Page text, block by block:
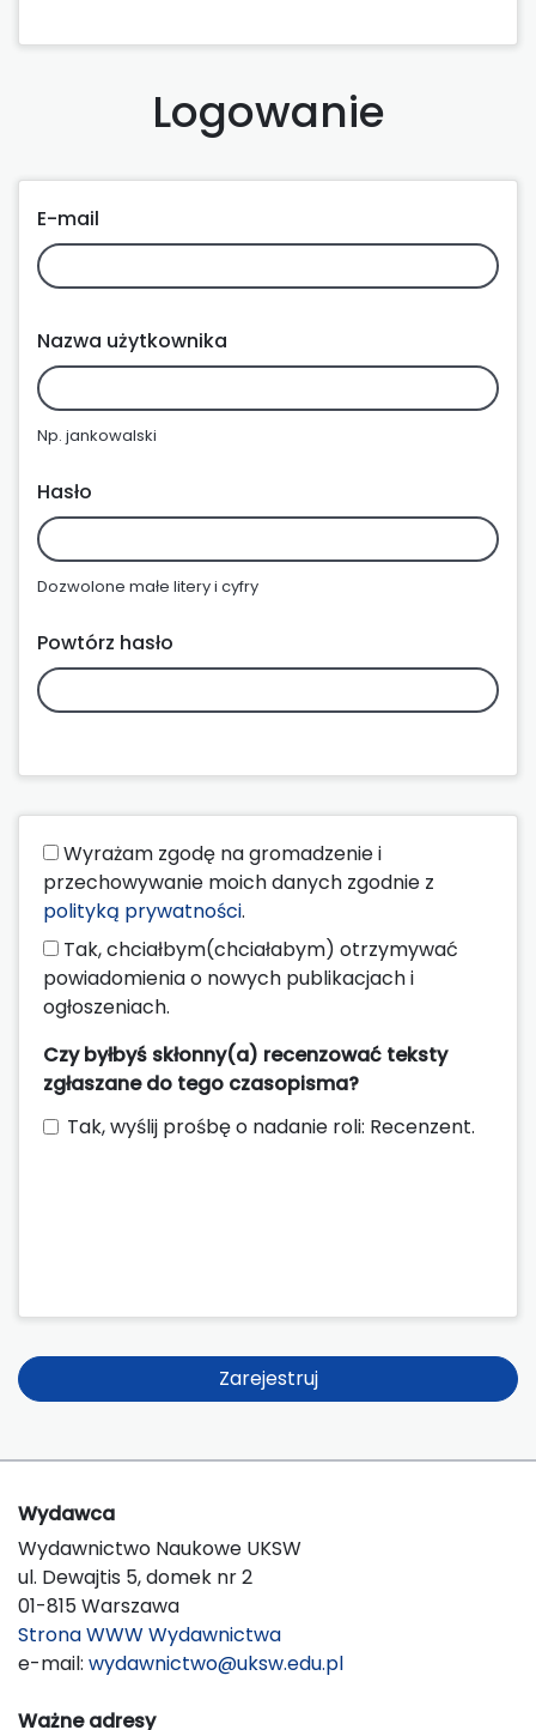
Logowanie
E-mail
Nazwa użytkownika
Np. jankowalski
Hasło
Dozwolone małe litery i cyfry
Powtórz hasło
przechowywanie moich danych zgodnie z
polityką prywatności.
powiadomienia o nowych publikacjach i
ogłoszeniach.
Czy byłbyś skłonny(a) recenzować teksty
zgłaszane do tego czasopisma?
Tak, wyślij prośbę o nadanie roli: Recenzent.
Zarejestruj
Wydawca
Wydawnictwo Naukowe UKSW
ul. Dewajtis 5, domek nr 2
01-815 Warszawa
Strona WWW Wydawnictwa
e-mail: wydawnictwo@uksw.edu.pl
Ważne adresy